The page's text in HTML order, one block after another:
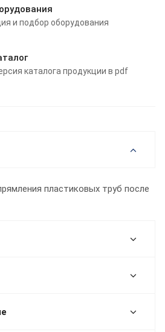
и подбор оборудования
каталога продукции в pdf
пластиковых труб после